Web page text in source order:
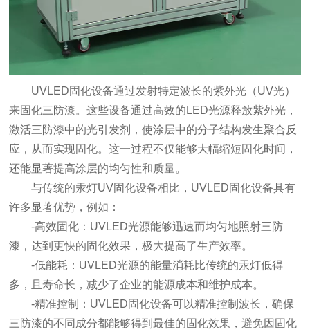
UVLED固化设备通过发射特定波长的紫外光（UV光）
来固化三防漆。这些设备通过高效的LED光源释放紫外光，
激活三防漆中的光引发剂，使涂层中的分子结构发生聚合反
应，从而实现固化。这一过程不仅能够大幅缩短固化时间，
还能显著提高涂层的均匀性和质量。
与传统的汞灯UV固化设备相比，UVLED固化设备具有
许多显著优势，例如：
-高效固化：UVLED光源能够迅速而均匀地照射三防
漆，达到更快的固化效果，极大提高了生产效率。
-低能耗：UVLED光源的能量消耗比传统的汞灯低得
多，且寿命长，减少了企业的能源成本和维护成本。
-精准控制：UVLED固化设备可以精准控制波长，确保
三防漆的不同成分都能够得到最佳的固化效果，避免因固化